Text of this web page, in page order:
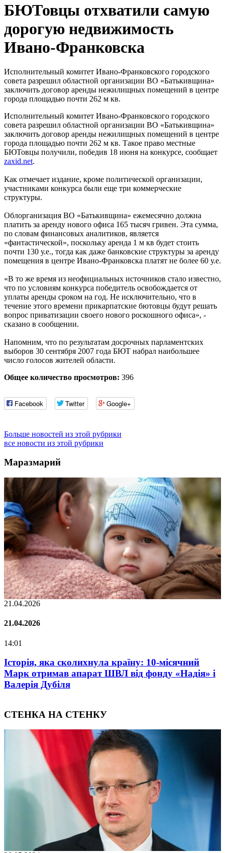
БЮТовцы отхватили самую
дорогую недвижимость
Ивано-Франковска
Исполнительный комитет Ивано-Франковского городского
совета разрешил областной организации ВО «Батькивщина»
заключить договор аренды нежилищных помещений в центре
города площадью почти 262 м кв.
Исполнительный комитет Ивано-Франковского городского
совета разрешил областной организации ВО «Батькивщина»
заключить договор аренды нежилищных помещений в центре
города площадью почти 262 м кв. Такое право местные
БЮТовцы получили, победив 18 июня на конкурсе, сообщает
zaxid.net.
Как отмечает издание, кроме политической организации,
участниками конкурса были еще три коммерческие
структуры.
Облорганизация ВО «Батькивщина» ежемесячно должна
платить за аренду нового офиса 165 тысяч гривен. Эта сумма,
по словам финансовых аналитиков, является
«фантастической», поскольку аренда 1 м кв будет стоить
почти 130 у.е., тогда как даже банковские структуры за аренду
помещения в центре Ивано-Франковска платят не более 60 у.е.
«В то же время из неофициальных источников стало известно,
что по условиям конкурса победитель освобождается от
уплаты аренды сроком на год. Не исключительно, что в
течение этого времени прикарпатские бютовцы будут решать
вопрос приватизации своего нового роскошного офиса», -
сказано в сообщении.
Напомним, что по результатам досрочных парламентских
выборов 30 сентября 2007 года БЮТ набрал наибольшее
число голосов жителей области.
Общее количество просмотров: 396
Facebook Twitter Google+
Больше новостей из этой рубрики
все новости из этой рубрики
Маразмарий
яка сколихнула країну: 10-місячний
отримав апарат ШВЛ від фонду «Надія» і
Дубіля
СТЕНКА НА СТЕНКУ